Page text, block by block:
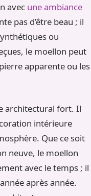
avec une ambiance
pas d’être beau ; il
ou
le moellon peut
apparente ou les
architectural fort. Il
intérieure
Que ce soit
neuve, le moellon
avec le temps ; il
après année.